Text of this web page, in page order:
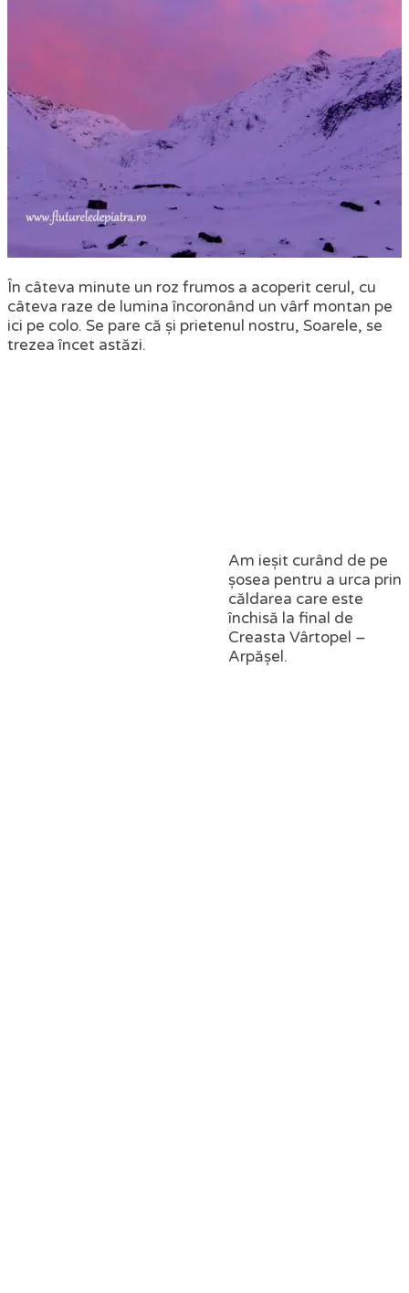
În câteva minute un roz frumos a acoperit cerul, cu
câteva raze de lumina încoronând un vârf montan pe
ici pe colo. Se pare că și prietenul nostru, Soarele, se
trezea încet astăzi.
Am ieșit curând de pe
șosea pentru a urca prin
căldarea care este
închisă la final de
Creasta Vârtopel –
Arpășel.